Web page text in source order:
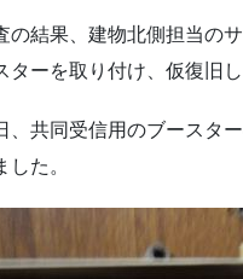
の結果、建物北側担当の
ターを取り付け、仮復旧し
、共同受信用のブースタ
した。